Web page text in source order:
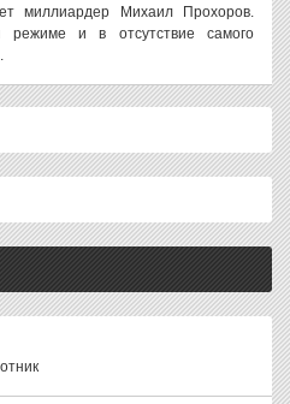
миллиардер Михаил Прохоров.
и в отсутствие самого